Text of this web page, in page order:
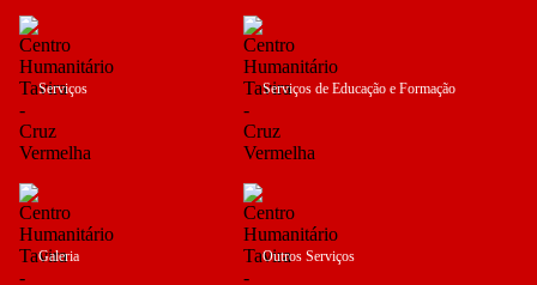
Serviços
Galeria
Serviços de Educação e Formação
Outros Serviços